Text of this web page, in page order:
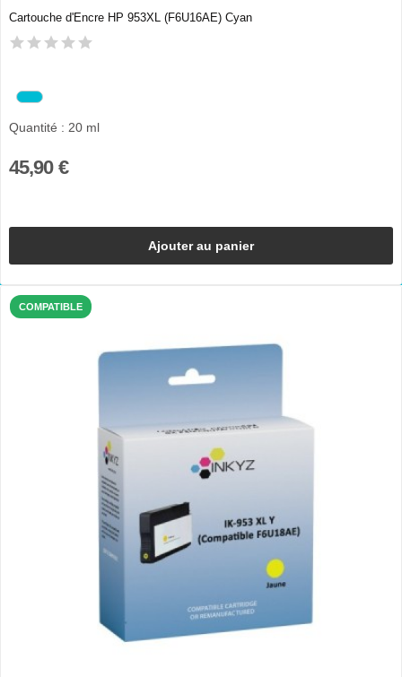
Cartouche d'Encre HP 953XL (F6U16AE) Cyan
Quantité : 20 ml
45,90 €
Ajouter au panier
COMPATIBLE